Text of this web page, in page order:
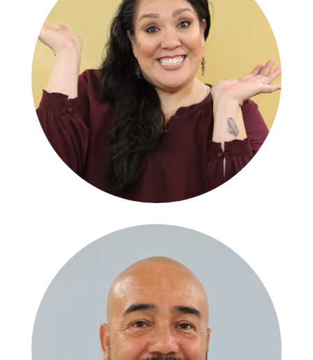
Melissa Russell
ESL COORDINATOR
Carlos Vera
CAPELLÁN GRACE ESPAÑOL ESL